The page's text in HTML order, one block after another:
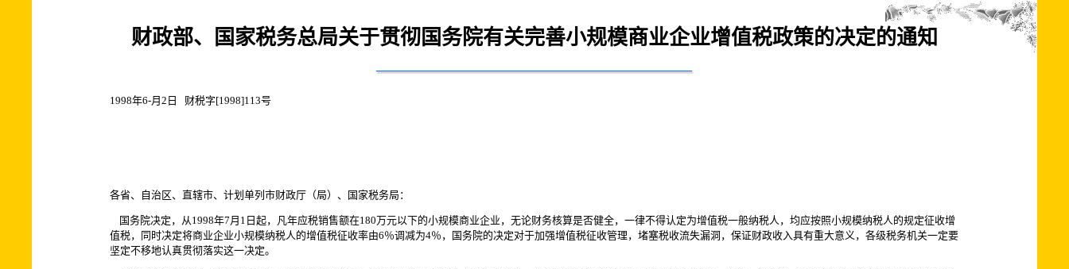
财政部、国家税务总局关于贯彻国务院有关完善小规模商业企业增值税政策的决定的通知
1998年6-月2日 财税字[1998]113号
各省、自治区、直辖市、计划单列市财政厅（局）、国家税务局：
国务院决定，从1998年7月1日起，凡年应税销售额在180万元以下的小规模商业企业，无论财务核算是否健全，一律不得认定为增值税一般纳税人，均应按照小规模纳税人的规定征收增
值税，同时决定将商业企业小规模纳税人的增值税征收率由6％调减为4％，国务院的决定对于加强增值税征收管理，堵塞税收流失漏洞，保证财政收入具有重大意义，各级税务机关一定要
坚定不移地认真贯彻落实这一决定。